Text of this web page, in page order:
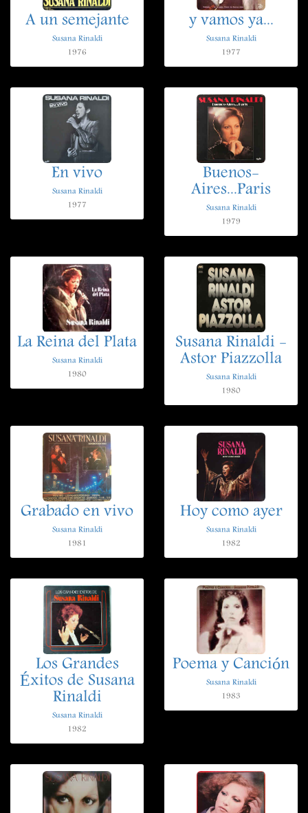
A un semejante
Susana Rinaldi
1976
y vamos ya...
Susana Rinaldi
1977
En vivo
Susana Rinaldi
1977
Buenos-
Aires...Paris
Susana Rinaldi
1979
La Reina del Plata
Susana Rinaldi
1980
Susana Rinaldi -
Astor Piazzolla
Susana Rinaldi
1980
Grabado en vivo
Susana Rinaldi
1981
Hoy como ayer
Susana Rinaldi
1982
Los Grandes
Éxitos de Susana
Rinaldi
Susana Rinaldi
1982
Poema y Canción
Susana Rinaldi
1983